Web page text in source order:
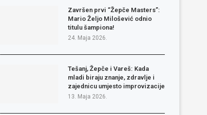
Završen prvi “Žepče Masters”:
Mario Željo Milošević odnio
titulu šampiona!
24. Maja 2026.
Tešanj, Žepče i Vareš: Kada
mladi biraju znanje, zdravlje i
zajednicu umjesto improvizacije
13. Maja 2026.